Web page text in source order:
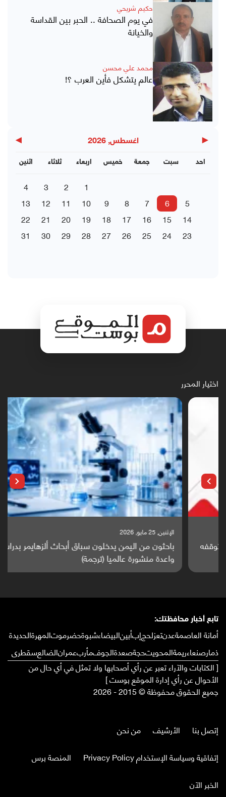
حكيم شريحي
في يوم الصحافة .. الحبر بين القداسة
والخيانة
محمد علي محسن
عالم يتشكل فأين العرب ؟!
◀ اغسطس, 2026 ▶
اثنين ثلاثاء اربعاء خميس جمعة سبت احد
1
2
3
4
5
6
7
8
9
10
11
12
13
14
15
16
17
18
19
20
21
22
23
24
25
26
27
28
29
30
31
اختيار المحرر
باحثون من اليمن يدخلون سباق أبحاث ألزهايمر بدراسة
واعدة منشورة عالميا (ترجمة)
تابع أخبار محافظتك:
أمانة العاصمةعدنتعزلحجإبأبينالبيضاءشبوةحضرموتالمهرةالحديدة
ذمارصنعاءريمةالمحويتحجةصعدةالجوفمأربعمرانالضالعسقطرى
[ الكتابات والآراء تعبر عن رأي أصحابها ولا تمثل في أي حال من
الأحوال عن رأي إدارة الموقع بوست ]
جميع الحقوق محفوظة © 2015 - 2026
إتصل بنا الأرشيف
من نحن
إتفاقية وسياسة الإستخدام Privacy Policy
المنصة برس
الخبر الآن